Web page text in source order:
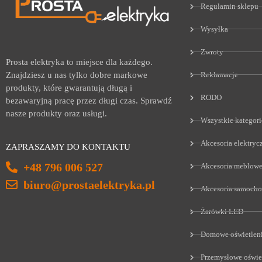
Prosta elektryka to miejsce dla każdego.
Znajdziesz u nas tylko dobre markowe
produkty, które gwarantują długą i
bezawaryjną pracę przez długi czas. Sprawdź
nasze produkty oraz usługi.
ZAPRASZAMY DO KONTAKTU
+48 796 006 527
biuro@prostaelektryka.pl
Regulamin sklepu
Wysyłka
Zwroty
Reklamacje
RODO
Wszystkie
Akcesoria
Akcesoria meblowe
Akcesoria
Żarówki LED
Domowe
Przemysłowe